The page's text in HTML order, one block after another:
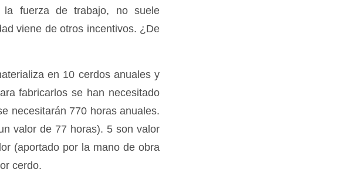
la fuerza de trabajo, no suele
viene de otros incentivos. ¿De
en 10 cerdos anuales y
fabricarlos se han necesitado
necesitarán 770 horas anuales.
valor de 77 horas). 5 son valor
(aportado por la mano de obra
cerdo.